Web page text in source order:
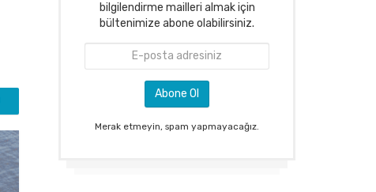
bilgilendirme mailleri almak için
bültenimize abone olabilirsiniz.
Merak etmeyin, spam yapmayacağız.